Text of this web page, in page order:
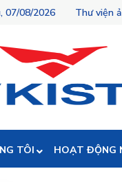
07/08/2026 Thư viện
TÔI HOẠT ĐỘNG